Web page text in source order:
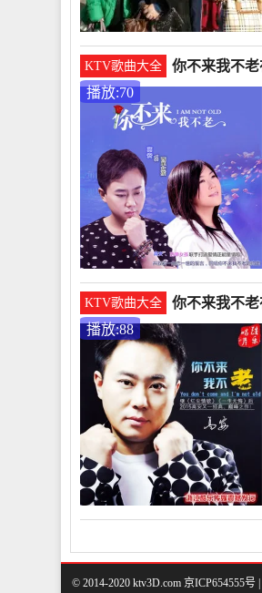
KTV歌曲大全
你不来我不
播放:70
KTV歌曲大全
你不来我不
播放:88
© 2014-2020 ktv3D.com 京ICP654555号 |